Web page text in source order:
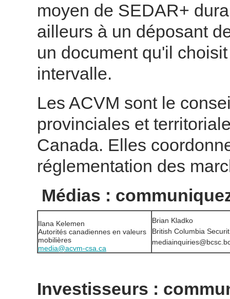
moyen de SEDAR+
ailleurs à un déposant
un document qu'il
intervalle.
Les ACVM sont le
provinciales et
Canada. Elles
réglementation des
Médias :
Ilana Kelemen
Autorités canadiennes en valeurs
mobilières
media@acvm-csa.ca
Brian Kladko
British Columbia
Investisseurs :